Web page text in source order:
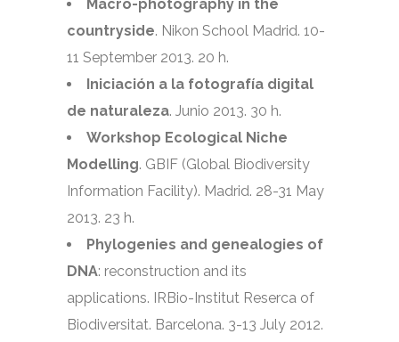
Macro-photography in the
countryside. Nikon School Madrid. 10-
11 September 2013. 20 h.
Iniciación a la fotografía digital
de naturaleza. Junio 2013. 30 h.
Workshop Ecological Niche
Modelling. GBIF (Global Biodiversity
Information Facility). Madrid. 28-31 May
2013. 23 h.
Phylogenies and genealogies of
DNA: reconstruction and its
applications. IRBio-Institut Reserca of
Biodiversitat. Barcelona. 3-13 July 2012.